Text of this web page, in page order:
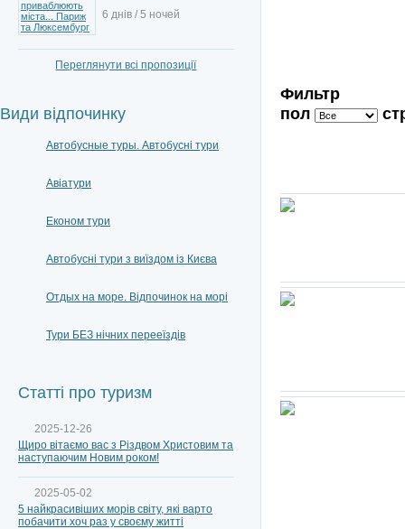
Фильтр
пол
6 днів / 5 ночей
Переглянути всі пропозиції
Види відпочинку
Автобусные туры. Автобусні тури
Авіатури
Економ тури
Автобусні тури з виїздом із Києва
Отдых на море. Відпочинок на морі
Тури БЕЗ нічних перееїздів
Статті про туризм
2025-12-26
Щиро вітаємо вас з Різдвом Христовим та
наступаючим Новим роком!
2025-05-02
5 найкрасивіших морів світу, які варто
побачити хоч раз у своєму житті